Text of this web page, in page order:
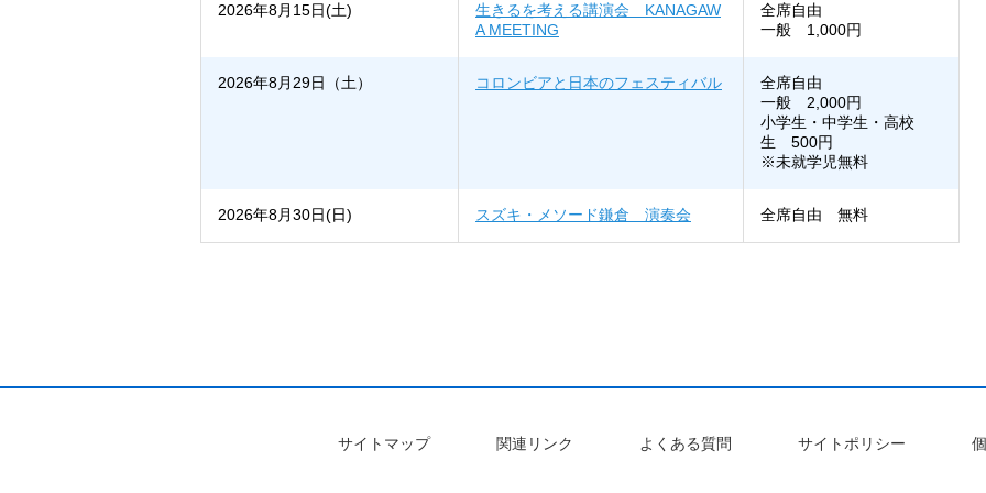
2026年8月15日(土)
生きるを考える講演会 KANAGAW
A MEETING
全席自由
一般 1,000円
2026年8月29日（土） コロンビアと日本のフェスティバル
全席自由
一般 2,000円
小学生・中学生・高校
生 500円
※未就学児無料
2026年8月30日(日) スズキ・メソード鎌倉 演奏会 全席自由 無料
サイトマップ 関連リンク よくある質問 サイトポリシー